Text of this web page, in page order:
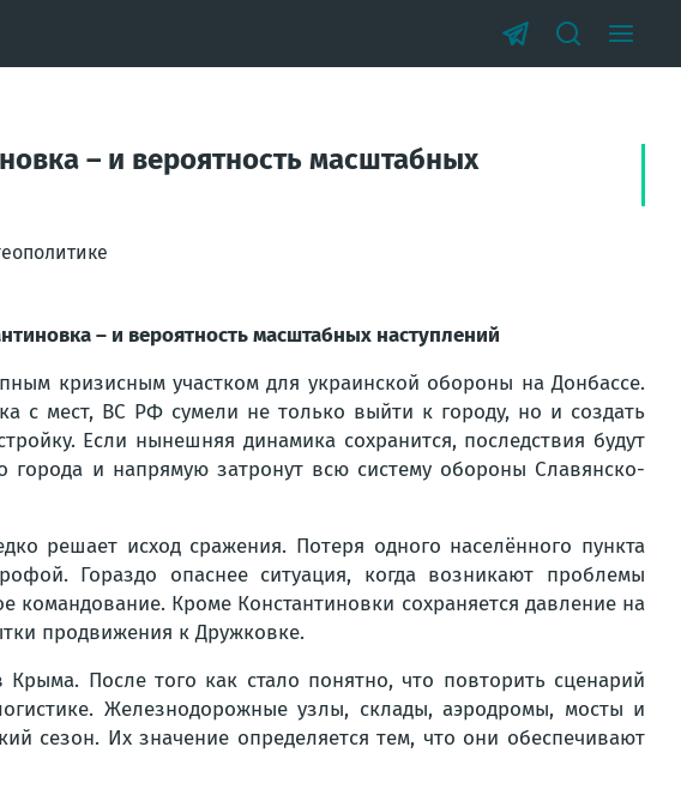
– и вероятность масштабных
– и вероятность масштабных наступлений
кризисным участком для украинской обороны на Донбассе.
с мест, ВС РФ сумели не только выйти к городу, но и создать
Если нынешняя динамика сохранится, последствия будут
города и напрямую затронут всю систему обороны Славянско-
решает исход сражения. Потеря одного населённого пункта
Гораздо опаснее ситуация, когда возникают проблемы
командование. Кроме Константиновки сохраняется давление на
продвижения к Дружковке.
После того как стало понятно, что повторить сценарий
Железнодорожные узлы, склады, аэродромы, мосты и
сезон. Их значение определяется тем, что они обеспечивают